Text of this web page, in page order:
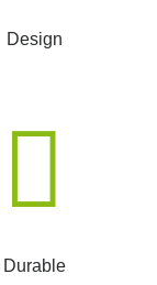
Design
Durable